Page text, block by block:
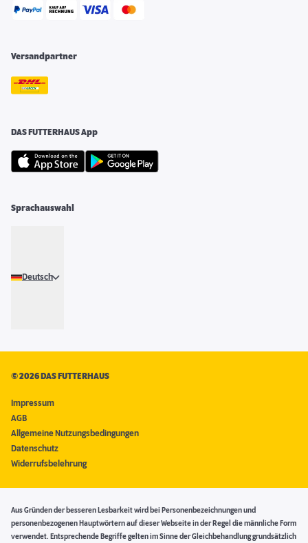
Versandpartner
DAS FUTTERHAUS App
Sprachauswahl
Deutsch
©2026 DAS FUTTERHAUS
Impressum
AGB
Allgemeine Nutzungsbedingungen
Datenschutz
Widerrufsbelehrung
Aus Gründen der besseren Lesbarkeit wird bei Personenbezeichnungen und
personenbezogenen Hauptwörtern auf dieser Webseite in der Regel die männliche Form
verwendet. Entsprechende Begriffe gelten im Sinne der Gleichbehandlung grundsätzlich